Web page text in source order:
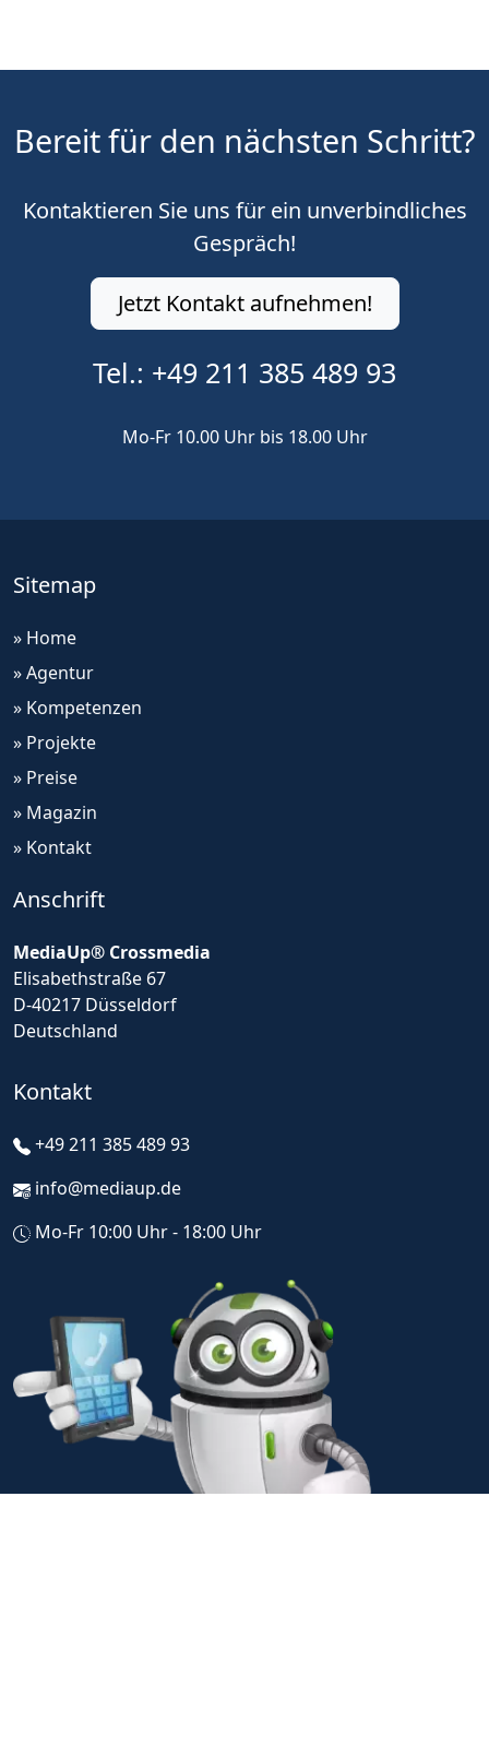
Bereit für den nächsten Schritt?
Kontaktieren Sie uns für ein unverbindliches
Gespräch!
Jetzt Kontakt aufnehmen!
Tel.: +49 211 385 489 93
Mo-Fr 10.00 Uhr bis 18.00 Uhr
Sitemap
» Home
» Agentur
» Kompetenzen
» Projekte
» Preise
» Magazin
» Kontakt
Anschrift
MediaUp® Crossmedia
Elisabethstraße 67
D-40217 Düsseldorf
Deutschland
Kontakt
+49 211 385 489 93
info@mediaup.de
Mo-Fr 10:00 Uhr - 18:00 Uhr